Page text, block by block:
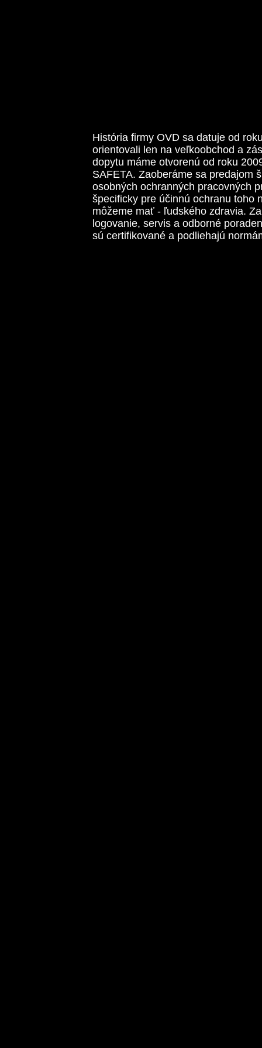
História firmy OVD sa datuje od
orientovali len na veľkoobchod a
dopytu máme otvorenú od roku
SAFETA. Zaoberáme sa predajom
osobných ochranných pracovných
špecificky pre účinnú ochranu toho
môžeme mať - ľudského zdravia.
logovanie, servis a odborné
sú certifikované a podliehajú